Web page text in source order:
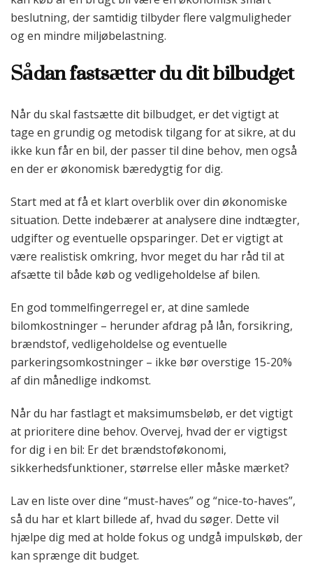
beslutning, der samtidig tilbyder flere valgmuligheder
og en mindre miljøbelastning.
Sådan fastsætter du dit bilbudget
Når du skal fastsætte dit bilbudget, er det vigtigt at
tage en grundig og metodisk tilgang for at sikre, at du
ikke kun får en bil, der passer til dine behov, men også
en der er økonomisk bæredygtig for dig.
Start med at få et klart overblik over din økonomiske
situation. Dette indebærer at analysere dine indtægter,
udgifter og eventuelle opsparinger. Det er vigtigt at
være realistisk omkring, hvor meget du har råd til at
afsætte til både køb og vedligeholdelse af bilen.
En god tommelfingerregel er, at dine samlede
bilomkostninger – herunder afdrag på lån, forsikring,
brændstof, vedligeholdelse og eventuelle
parkeringsomkostninger – ikke bør overstige 15-20%
af din månedlige indkomst.
Når du har fastlagt et maksimumsbeløb, er det vigtigt
at prioritere dine behov. Overvej, hvad der er vigtigst
for dig i en bil: Er det brændstoføkonomi,
sikkerhedsfunktioner, størrelse eller måske mærket?
Lav en liste over dine “must-haves” og “nice-to-haves”,
så du har et klart billede af, hvad du søger. Dette vil
hjælpe dig med at holde fokus og undgå impulskøb, der
kan sprænge dit budget.